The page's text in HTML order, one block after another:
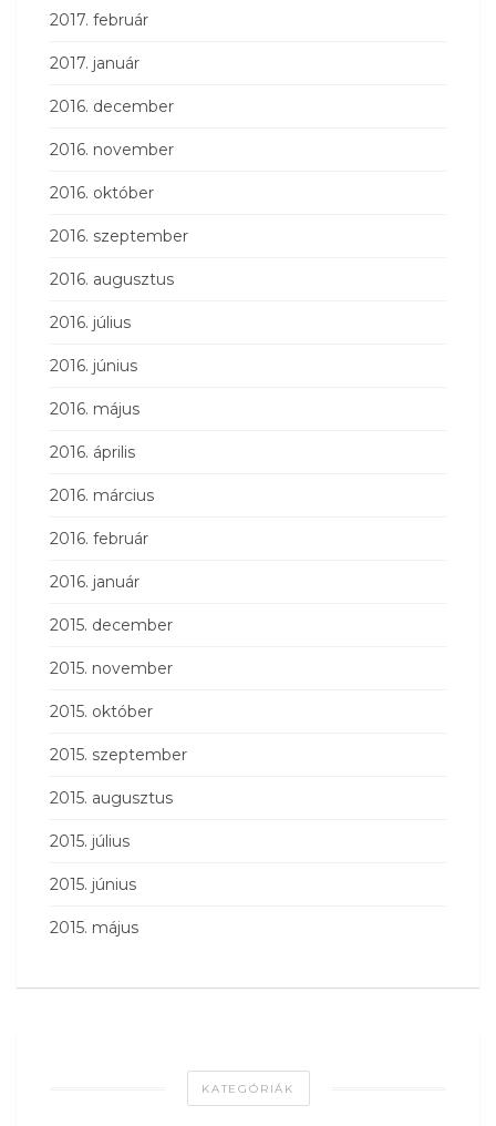
2017. február
2017. január
2016. december
2016. november
2016. október
2016. szeptember
2016. augusztus
2016. július
2016. június
2016. május
2016. április
2016. március
2016. február
2016. január
2015. december
2015. november
2015. október
2015. szeptember
2015. augusztus
2015. július
2015. június
2015. május
KATEGÓRIÁK